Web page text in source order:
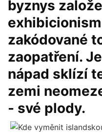
byznys
zakódované
zaopatření.
nápad sklízí
zemi
- své plody.